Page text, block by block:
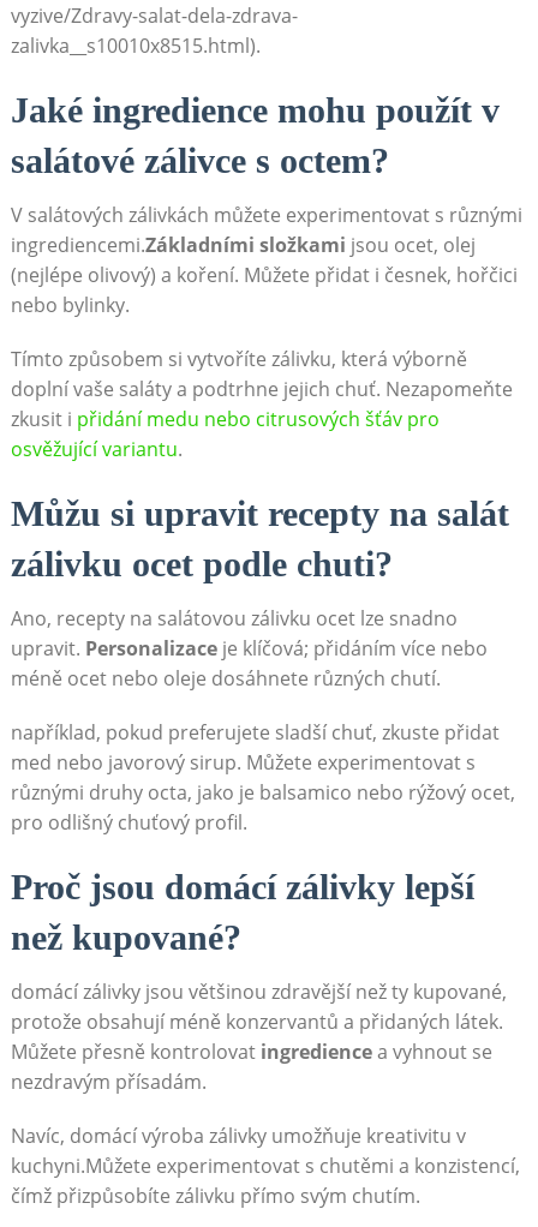
vyzive/Zdravy-salat-dela-zdrava-
zalivka__s10010x8515.html).
Jaké ingredience mohu‌ použít v
salátové zálivce ⁣s octem?
V salátových zálivkách můžete experimentovat s různými
ingrediencemi.Základními složkami jsou ‍ocet, olej
(nejlépe ‍olivový) a koření. Můžete ⁢přidat i česnek, hořčici
nebo bylinky.
Tímto způsobem si vytvoříte⁤ zálivku, která výborně
doplní vaše saláty a‍ podtrhne jejich chuť. Nezapomeňte
zkusit i ⁢ přidání medu nebo citrusových šťáv pro
osvěžující variantu.
Můžu​ si upravit recepty⁤ na salát
zálivku ocet podle chuti?
Ano, recepty na​ salátovou ⁢zálivku ocet lze ‌snadno
upravit. Personalizaceje klíčová; přidáním více nebo‌
méně⁣ ocet ​nebo oleje dosáhnete různých chutí.
například, pokud‌ preferujete‌ sladší chuť, zkuste přidat
med nebo​ javorový sirup. Můžete experimentovat s
různými druhy octa, jako je balsamico ⁢nebo rýžový​ ocet,
pro odlišný⁣ chuťový profil.
Proč jsou domácí zálivky lepší
než kupované?
domácí zálivky jsou většinou zdravější než ty kupované,⁢
protože obsahují méně konzervantů a​ přidaných látek.
Můžete přesně kontrolovat ingrediencea vyhnout se
nezdravým přísadám.
Navíc, domácí výroba zálivky umožňuje kreativitu v
kuchyni.Můžete experimentovat s chutěmi a konzistencí,
čímž přizpůsobíte zálivku přímo svým ⁢chutím.